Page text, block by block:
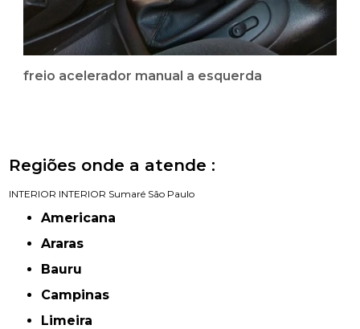
freio acelerador manual a esquerda
Regiões onde a atende :
INTERIOR INTERIOR Sumaré São Paulo
Americana
Araras
Bauru
Campinas
Limeira